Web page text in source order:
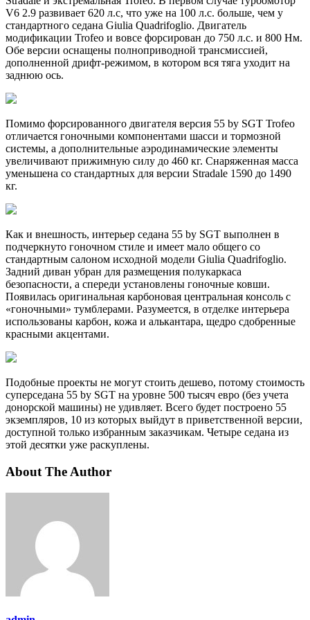
V6 2.9 развивает 620 л.с, что уже на 100 л.с. больше, чем у
стандартного седана Giulia Quadrifoglio. Двигатель
модификации Trofeo и вовсе форсирован до 750 л.с. и 800 Нм.
Обе версии оснащены полноприводной трансмиссией,
дополненной дрифт-режимом, в котором вся тяга уходит на
заднюю ось.
Помимо форсированного двигателя версия 55 by SGT Trofeo
отличается гоночными компонентами шасси и тормозной
системы, а дополнительные аэродинамические элементы
увеличивают прижимную силу до 460 кг. Снаряженная масса
уменьшена со стандартных для версии Stradale 1590 до 1490
кг.
Как и внешность, интерьер седана 55 by SGT выполнен в
подчеркнуто гоночном стиле и имеет мало общего со
стандартным салоном исходной модели Giulia Quadrifoglio.
Задний диван убран для размещения полукаркаса
безопасности, а спереди установлены гоночные ковши.
Появилась оригинальная карбоновая центральная консоль с
«гоночными» тумблерами. Разумеется, в отделке интерьера
использованы карбон, кожа и алькантара, щедро сдобренные
красными акцентами.
Подобные проекты не могут стоить дешево, потому стоимость
суперседана 55 by SGT на уровне 500 тысяч евро (без учета
донорской машины) не удивляет. Всего будет построено 55
экземпляров, 10 из которых выйдут в приветственной версии,
доступной только избранным заказчикам. Четыре седана из
этой десятки уже раскуплены.
About The Author